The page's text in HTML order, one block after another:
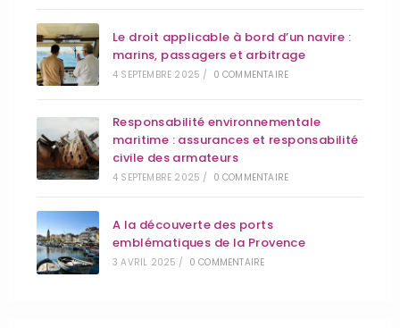
Le droit applicable à bord d’un navire :
marins, passagers et arbitrage
4 SEPTEMBRE 2025 / 0 COMMENTAIRE
Responsabilité environnementale
maritime : assurances et responsabilité
civile des armateurs
4 SEPTEMBRE 2025 / 0 COMMENTAIRE
A la découverte des ports
emblématiques de la Provence
3 AVRIL 2025 / 0 COMMENTAIRE